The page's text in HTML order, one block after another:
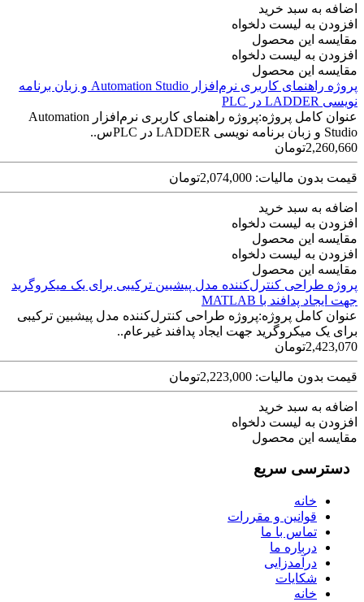
اضافه به سبد خرید
افزودن به لیست دلخواه
مقایسه این محصول
افزودن به لیست دلخواه
مقایسه این محصول
پروژه راهنمای کاربری نرم‌افزار Automation Studio و زبان برنامه
نویسی LADDER در PLC
عنوان کامل پروژه:پروژه راهنمای کاربری نرم‌افزار Automation
Studio و زبان برنامه نویسی LADDER در PLCس..
2,260,660تومان
قیمت بدون مالیات: 2,074,000تومان
اضافه به سبد خرید
افزودن به لیست دلخواه
مقایسه این محصول
افزودن به لیست دلخواه
مقایسه این محصول
پروژه طراحی کنترل‌کننده مدل پیشبین ترکیبی برای یک میکروگرید
جهت ایجاد پدافند با MATLAB
عنوان کامل پروژه:پروژه طراحی کنترل‌کننده مدل پیشبین ترکیبی
برای یک میکروگرید جهت ایجاد پدافند غیرعام..
2,423,070تومان
قیمت بدون مالیات: 2,223,000تومان
اضافه به سبد خرید
افزودن به لیست دلخواه
مقایسه این محصول
دسترسی سریع
خانه
قوانین و مقررات
تماس با ما
درباره ما
درآمدزایی
شکایات
خانه